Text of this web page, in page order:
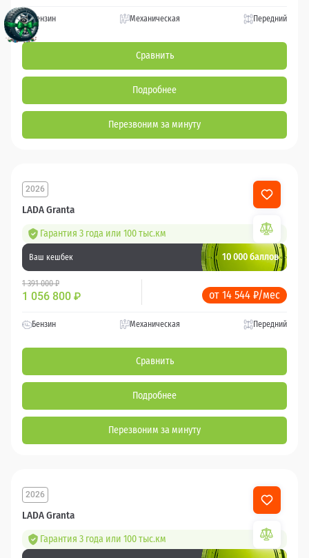
Бензин Механическая Передний
Сравнить
Подробнее
Перезвоним за минуту
LADA Granta
2026
Гарантия 3 года или 100 тыс.км
Ваш кешбек 10 000 баллов
1 391 000 ₽
1 056 800 ₽ от 14 544 ₽/мес
Бензин Механическая Передний
Сравнить
Подробнее
Перезвоним за минуту
LADA Granta
2026
Гарантия 3 года или 100 тыс.км